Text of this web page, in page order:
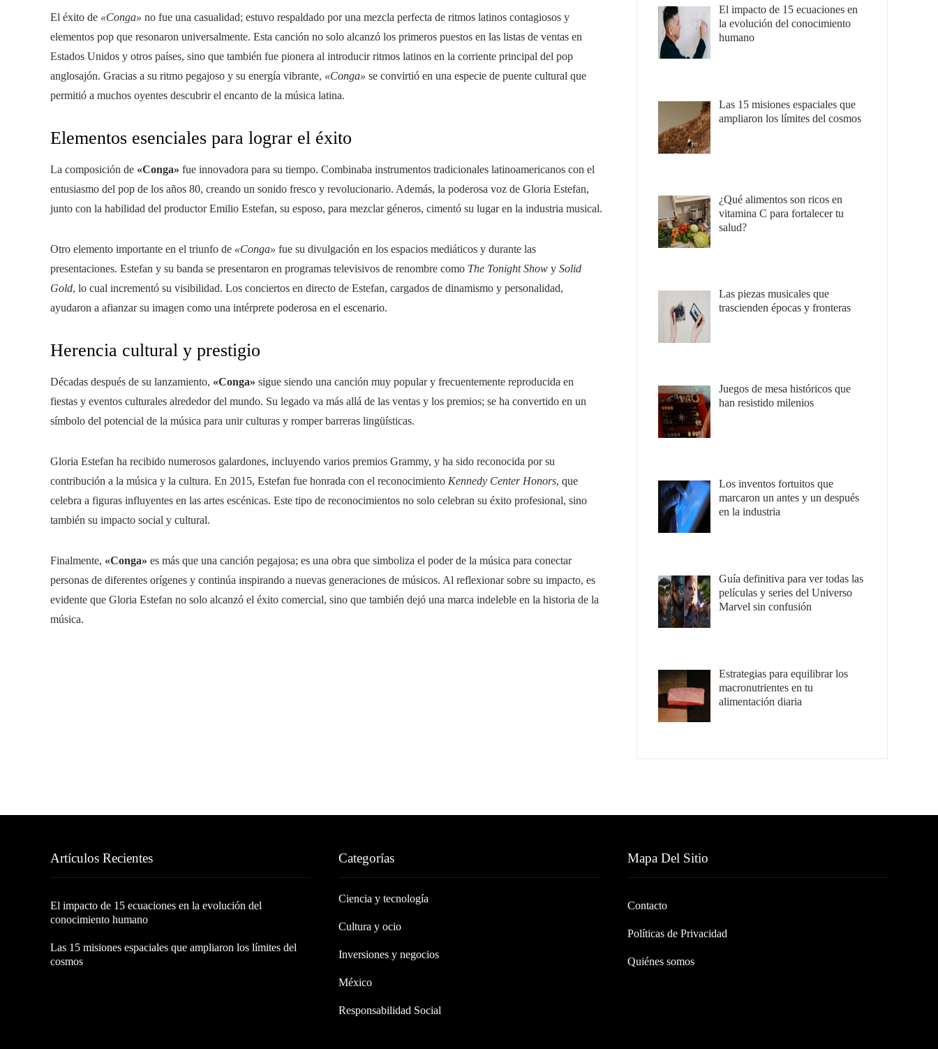
El éxito de «Conga» no fue una casualidad; estuvo respaldado por una mezcla perfecta de ritmos latinos contagiosos y
elementos pop que resonaron universalmente. Esta canción no solo alcanzó los primeros puestos en las listas de ventas en
Estados Unidos y otros países, sino que también fue pionera al introducir ritmos latinos en la corriente principal del pop
anglosajón. Gracias a su ritmo pegajoso y su energía vibrante, «Conga» se convirtió en una especie de puente cultural que
permitió a muchos oyentes descubrir el encanto de la música latina.
Elementos esenciales para lograr el éxito
La composición de «Conga» fue innovadora para su tiempo. Combinaba instrumentos tradicionales latinoamericanos con el
entusiasmo del pop de los años 80, creando un sonido fresco y revolucionario. Además, la poderosa voz de Gloria Estefan,
junto con la habilidad del productor Emilio Estefan, su esposo, para mezclar géneros, cimentó su lugar en la industria musical.
Otro elemento importante en el triunfo de «Conga» fue su divulgación en los espacios mediáticos y durante las
presentaciones. Estefan y su banda se presentaron en programas televisivos de renombre como The Tonight Show y Solid
Gold, lo cual incrementó su visibilidad. Los conciertos en directo de Estefan, cargados de dinamismo y personalidad,
ayudaron a afianzar su imagen como una intérprete poderosa en el escenario.
Herencia cultural y prestigio
Décadas después de su lanzamiento, «Conga» sigue siendo una canción muy popular y frecuentemente reproducida en
fiestas y eventos culturales alrededor del mundo. Su legado va más allá de las ventas y los premios; se ha convertido en un
símbolo del potencial de la música para unir culturas y romper barreras lingüísticas.
Gloria Estefan ha recibido numerosos galardones, incluyendo varios premios Grammy, y ha sido reconocida por su
contribución a la música y la cultura. En 2015, Estefan fue honrada con el reconocimiento Kennedy Center Honors, que
celebra a figuras influyentes en las artes escénicas. Este tipo de reconocimientos no solo celebran su éxito profesional, sino
también su impacto social y cultural.
Finalmente, «Conga» es más que una canción pegajosa; es una obra que simboliza el poder de la música para conectar
personas de diferentes orígenes y continúa inspirando a nuevas generaciones de músicos. Al reflexionar sobre su impacto, es
evidente que Gloria Estefan no solo alcanzó el éxito comercial, sino que también dejó una marca indeleble en la historia de la
música.
El impacto de 15 ecuaciones en
la evolución del conocimiento
humano
Las 15 misiones espaciales que
ampliaron los límites del cosmos
¿Qué alimentos son ricos en
vitamina C para fortalecer tu
salud?
Las piezas musicales que
trascienden épocas y fronteras
Juegos de mesa históricos que
han resistido milenios
Los inventos fortuitos que
marcaron un antes y un después
en la industria
Guía definitiva para ver todas las
películas y series del Universo
Marvel sin confusión
Estrategias para equilibrar los
macronutrientes en tu
alimentación diaria
Artículos Recientes
El impacto de 15 ecuaciones en la evolución del
conocimiento humano
Las 15 misiones espaciales que ampliaron los límites del
cosmos
Categorías
Ciencia y tecnología
Cultura y ocio
Inversiones y negocios
México
Responsabilidad Social
Mapa Del Sitio
Contacto
Políticas de Privacidad
Quiénes somos